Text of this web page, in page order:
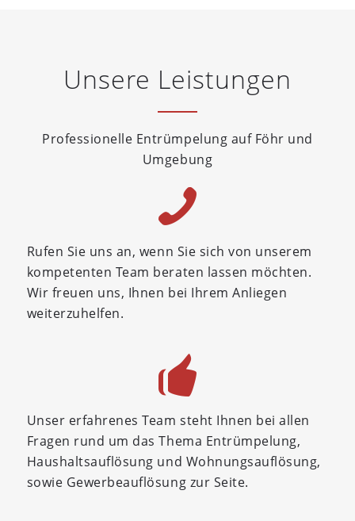
Unsere Leistungen
Professionelle Entrümpelung auf Föhr und
Umgebung
Rufen Sie uns an, wenn Sie sich von unserem
kompetenten Team beraten lassen möchten.
Wir freuen uns, Ihnen bei Ihrem Anliegen
weiterzuhelfen.
Unser erfahrenes Team steht Ihnen bei allen
Fragen rund um das Thema Entrümpelung,
Haushaltsauflösung und Wohnungsauflösung,
sowie Gewerbeauflösung zur Seite.